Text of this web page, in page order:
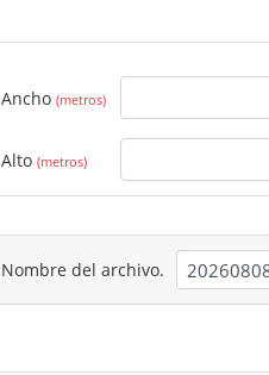
Ancho (metros)
Alto (metros)
Nombre del archivo.